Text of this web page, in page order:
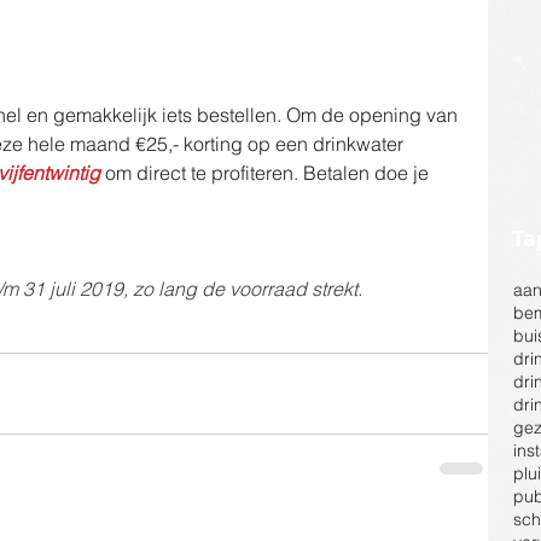
en gemakkelijk iets bestellen. Om de opening van
hele maand €25,- korting op een drinkwater
om direct te profiteren. Betalen doe je
31 juli 2019, zo lang de voorraad strekt.